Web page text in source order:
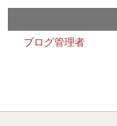
ブログ管理者